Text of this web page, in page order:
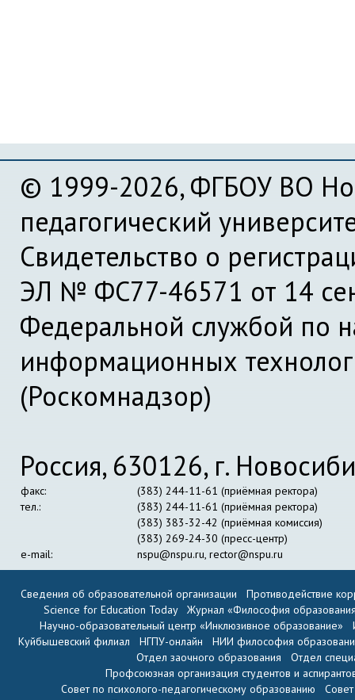
© 1999-2026, ФГБОУ ВО
педагогический
Свидетельство о
ЭЛ № ФС77-46571 от 14
Федеральной службой по
информационных
(Роскомнадзор)
Россия, 630126, г.
факс:
(383) 244-11-61 (приёмная ректора)
тел.:
(383) 244-11-61 (приёмная ректора)
(383) 383-32-42 (приёмная комиссия)
(383) 269-24-30 (пресс-центр)
e-mail:
nspu@nspu.ru, rector@nspu.ru
Сведения об образовательной организации
Противодействие
Science for Education Today
Журнал «Философия
Научно-образовательный центр «Инклюзивное образование»
Куйбышевский филиал
НГПУ-онлайн
НИИ философия
Отдел заочного образования
Отдел
Профсоюзная организация студентов и
Совет по психолого-педагогическому образованию